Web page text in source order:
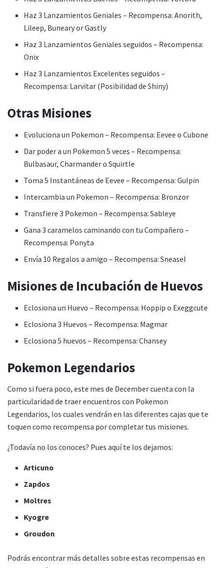
Haz 3 Lanzamientos Geniales – Recompensa: Anorith,
Lileep, Buneary or Gastly
Haz 3 Lanzamientos Geniales seguidos – Recompensa:
Onix
Haz 3 Lanzamientos Excelentes seguidos –
Recompensa: Larvitar (Posibilidad de Shiny)
Otras Misiones
Evoluciona un Pokemon – Recompensa: Eevee o Cubone
Dar poder a un Pokemon 5 veces – Recompensa:
Bulbasaur, Charmander o Squirtle
Toma 5 Instantáneas de Eevee – Recompensa: Gulpin
Intercambia un Pokemon – Recompensa: Bronzor
Transfiere 3 Pokemon – Recompensa: Sableye
Gana 3 caramelos caminando con tu Compañero –
Recompensa: Ponyta
Envía 10 Regalos a amigo – Recompensa: Sneasel
Misiones de Incubación de Huevos
Eclosiona un Huevo – Recompensa: Hoppip o Exeggcute
Eclosiona 3 Huevos – Recompensa: Magmar
Eclosiona 5 huevos – Recompensa: Chansey
Pokemon Legendarios
Como si fuera poco, este mes de December cuenta con la
particularidad de traer encuentros con Pokemon
Legendarios, los cuales vendrán en las diferentes cajas que te
toquen como recompensa por completar tus misiones.
¿Todavía no los conoces? Pues aquí te los dejamos:
Articuno
Zapdos
Moltres
Kyogre
Groudon
Podrás encontrar más detalles sobre estas recompensas en